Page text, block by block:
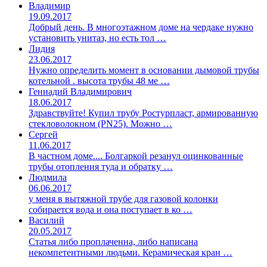
Владимир
19.09.2017
Добрый день. В многоэтажном доме на чердаке нужно
установить унитаз, но есть тол …
Лидия
23.06.2017
Нужно определить момент в основании дымовой трубы
котельной . высота трубы 48 ме …
Геннадий Владимирович
18.06.2017
Здравствуйте! Купил трубу Ростурпласт, армированную
стекловолокном (PN25). Можно …
Сергей
11.06.2017
В частном доме.... Болгаркой резанул оцинкованные
трубы отопления туда и обратку …
Людмила
06.06.2017
у меня в вытяжной трубе для газовой колонки
собирается вода и она поступает в ко …
Василий
20.05.2017
Статья либо проплаченна, либо написана
некомпетентными людьми. Керамическая кран …